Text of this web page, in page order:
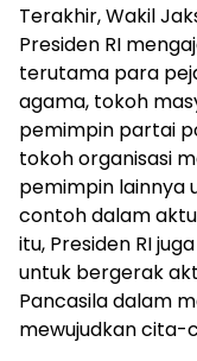
Terakhir, Wakil
Presiden RI
terutama para
agama, tokoh
pemimpin partai
tokoh organisasi
pemimpin lainnya
contoh dalam
itu, Presiden RI
untuk bergerak
Pancasila dalam
mewujudkan cita-